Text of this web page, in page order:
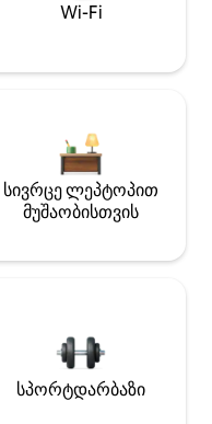
Wi-Fi
სივრცე ლეპტოპით
მუშაობისთვის
სპორტდარბაზი